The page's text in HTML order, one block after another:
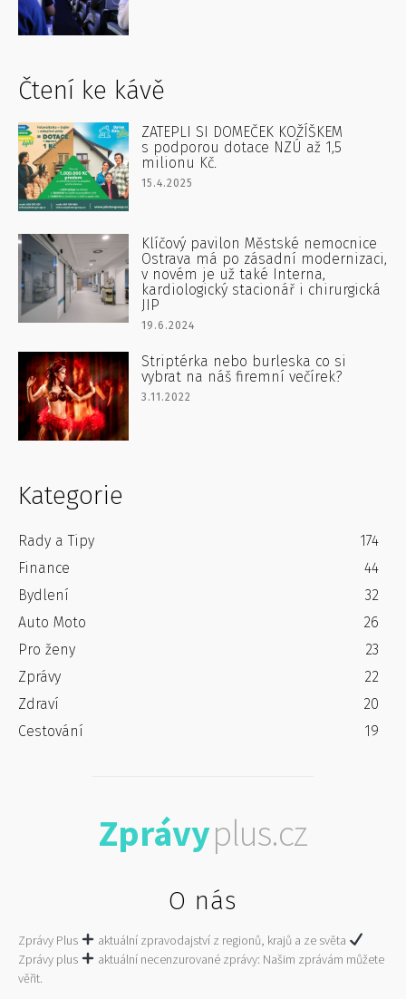
Čtení ke kávě
ZATEPLI SI DOMEČEK KOŽÍŠKEM
s podporou dotace NZÚ až 1,5
milionu Kč.
15.4.2025
Klíčový pavilon Městské nemocnice
Ostrava má po zásadní modernizaci,
v novém je už také Interna,
kardiologický stacionář i chirurgická
JIP
19.6.2024
Striptérka nebo burleska co si
vybrat na náš firemní večírek?
3.11.2022
Kategorie
Rady a Tipy
174
Finance
44
Bydlení
32
Auto Moto
26
Pro ženy
23
Zprávy
22
Zdraví
20
Cestování
19
Zprávyplus.cz
O nás
Zprávy Plus
aktuální zpravodajství z regionů, krajů a ze světa
Zprávy plus
aktuální necenzurované zprávy: Našim zprávám můžete
věřit.